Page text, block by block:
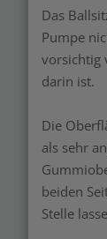
Das
Pumpe
vorsichtig
darin ist.
Die
als sehr
beiden
Stelle